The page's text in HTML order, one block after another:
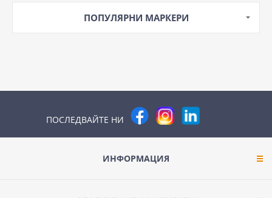
ПОПУЛЯРНИ МАРКЕРИ
ПОСЛЕДВАЙТЕ НИ
ИНФОРМАЦИЯ